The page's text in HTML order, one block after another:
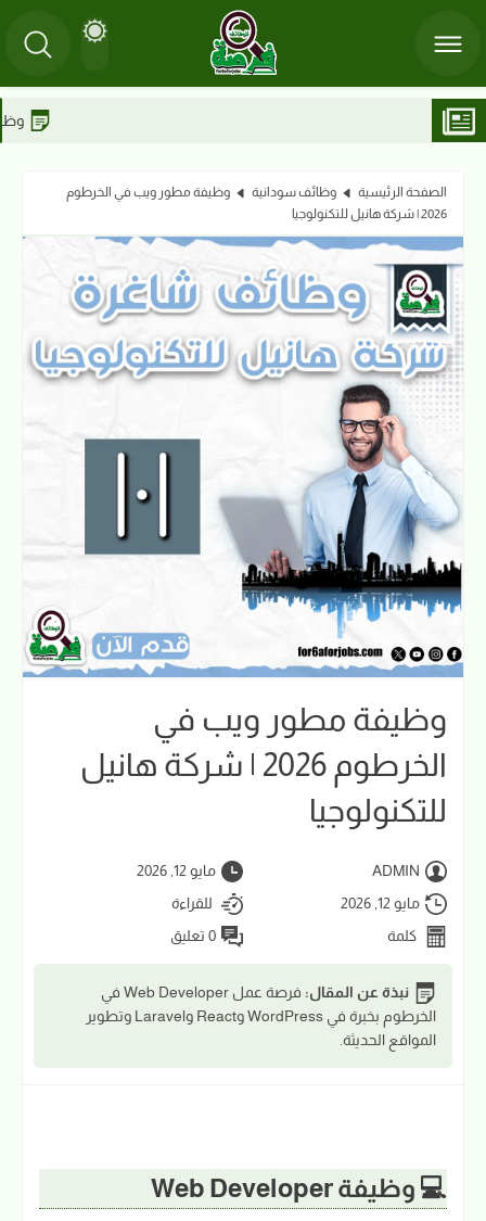
الصفحة الرئيسية وظائف سودانية
وظيفة مطور ويب في الخرطوم
2026 | شركة هانيل للتكنولوجيا
وظيفة مطور ويب في
الخرطوم 2026 | شركة هانيل
للتكنولوجيا
ADMIN
مايو 12, 2026
مايو 12, 2026
للقراءة
كلمة
0 تعليق
نبذة عن المقال:
فرصة عمل Web Developer في
الخرطوم بخبرة في WordPress وReact وLaravel وتطوير
المواقع الحديثة.
💻 وظيفة Web Developer